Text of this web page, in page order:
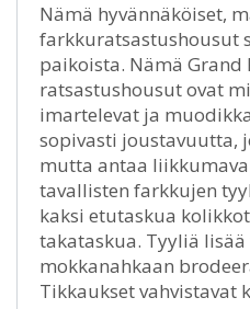
Nämä hyvännäköiset,
farkkuratsastushousut
paikoista. Nämä Grand
ratsastushousut ovat
imartelevat ja
sopivasti joustavuutta,
mutta antaa
tavallisten farkkujen
kaksi etutaskua
takataskua. Tyyliä
mokkanahkaan
Tikkaukset vahvistavat